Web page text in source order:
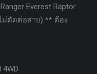
Everest Raptor
ม่ตัดต่อสาย) ** ต้อง